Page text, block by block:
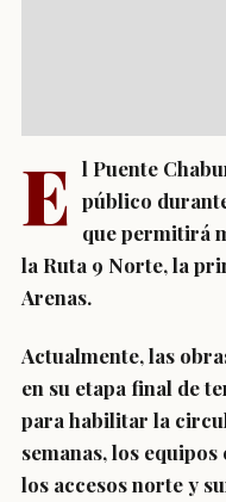
E l Puente
público
que permitirá
la Ruta 9 Norte, la
Arenas.
Actualmente, las
en su etapa final de
para habilitar la
semanas, los
los accesos norte y